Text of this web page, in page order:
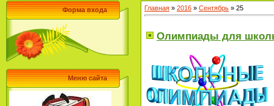
Форма входа
Меню сайта
Главная » 2016 » Сентябрь » 25
Олимпиады для